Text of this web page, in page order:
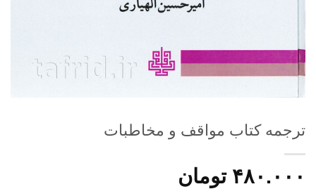
ترجمه کتاب مواقف و مخاطبات
۴۸۰.۰۰۰ تومان